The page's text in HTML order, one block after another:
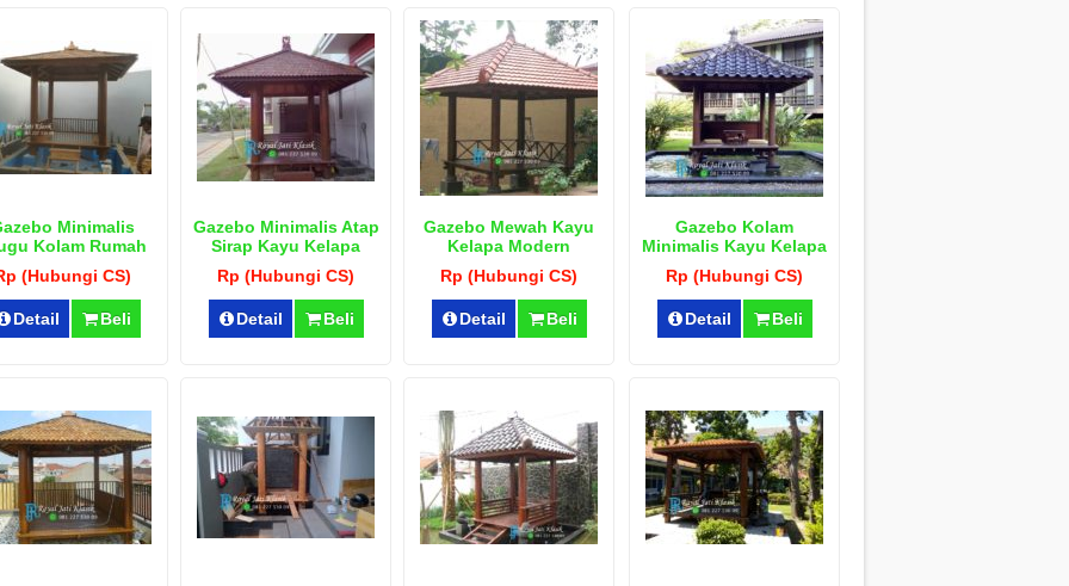
Minimalis
Kolam Rumah
(Hubungi CS)
Detail Beli
Gazebo Minimalis Atap
Sirap Kayu Kelapa
Rp (Hubungi CS)
Detail Beli
Gazebo Mewah Kayu
Kelapa Modern
Rp (Hubungi CS)
Detail Beli
Gazebo Kolam
Minimalis Kayu Kelapa
Rp (Hubungi CS)
Detail Beli